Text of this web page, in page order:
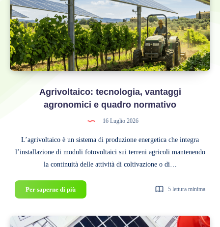
Agrivoltaico: tecnologia, vantaggi
agronomici e quadro normativo
16 Luglio 2026
L’agrivoltaico è un sistema di produzione energetica che integra
l’installazione di moduli fotovoltaici sui terreni agricoli mantenendo
la continuità delle attività di coltivazione o di…
Per saperne di piùAgrivoltaico:
tecnologia,
agronomici
5 lettura minima